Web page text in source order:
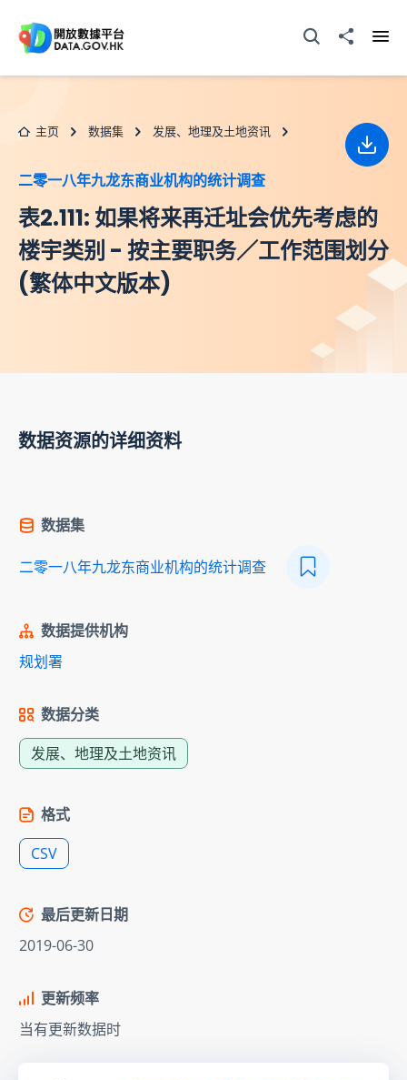
打开搜寻器分享至
主页 数据集 发展、地理及土地资讯
二零一八年九龙东商业机构的统计调查
表2.111: 如果将来再迁址会优先考虑的
楼宇类别 - 按主要职务／工作范围划分
(繁体中文版本)
下载
数据资源的详细资料
数据集
二零一八年九龙东商业机构的统计调查
数据提供机构
规划署
数据分类
发展、地理及土地资讯
格式
CSV
最后更新日期
2019-06-30
更新频率
当有更新数据时